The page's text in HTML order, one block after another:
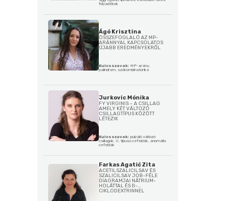
folyadékok
Ágó Krisztina
ÖSSZEFOGLALÓ AZ MP-
ARÁNNYAL KAPCSOLATOS
ÚJABB EREDMÉNYEKRŐL
Kulcsszavak: MP-arány,
palindrom, szókombinatorika
Jurkovic Mónika
FY VIRGINIS – A CSILLAG
AMELY KÉT VÁLTOZÓ
CSILLAGTÍPUS KÖZÖTT
LÉTEZIK
Kulcsszavak: pulzáló változó
csillagok, II. típusú cefeidák, anomális
cefeidák
Farkas Agatić Zita
ACETILSZALICILSAV ÉS
SZALICILSAV JOB-FÉLE
DIAGRAMJAI NÁTRIUM-
HOLÁTTAL ÉS Β-
CIKLODEXTRINNEL